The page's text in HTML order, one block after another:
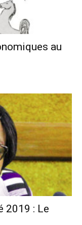
au
2019 : Le